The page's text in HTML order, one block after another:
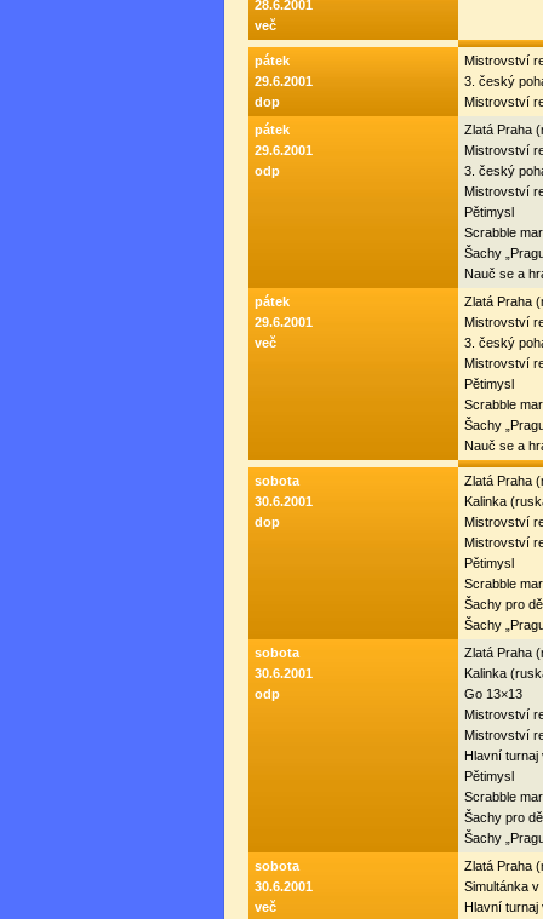
28.6.2001
več
pátek
29.6.2001
dop
Mistrovství
3. český
Mistrovství
pátek
29.6.2001
odp
Zlatá Praha
Mistrovství
3. český
Mistrovství
Pětimysl
Scrabble
Šachy
Nauč se a
pátek
29.6.2001
več
Zlatá Praha
Mistrovství
3. český
Mistrovství
Pětimysl
Scrabble
Šachy
Nauč se a
sobota
30.6.2001
dop
Zlatá Praha
Kalinka
Mistrovství
Mistrovství
Pětimysl
Scrabble
Šachy pro
Šachy
sobota
30.6.2001
odp
Zlatá Praha
Kalinka
Go 13×13
Mistrovství
Mistrovství
Hlavní turnaj
Pětimysl
Scrabble
Šachy pro
Šachy
sobota
30.6.2001
več
Zlatá Praha
Simultánka
Hlavní turnaj